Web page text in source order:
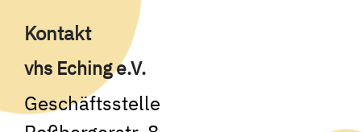
Kontakt
vhs Eching e.V.
Geschäftsstelle